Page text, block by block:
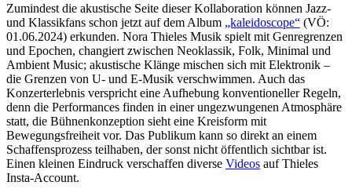
Zumindest die akustische Seite dieser Kollaboration können Jazz-
und Klassikfans schon jetzt auf dem Album „kaleidoscope“ (VÖ:
01.06.2024) erkunden. Nora Thieles Musik spielt mit Genregrenzen
und Epochen, changiert zwischen Neoklassik, Folk, Minimal und
Ambient Music; akustische Klänge mischen sich mit Elektronik –
die Grenzen von U- und E-Musik verschwimmen. Auch das
Konzerterlebnis verspricht eine Aufhebung konventioneller Regeln,
denn die Performances finden in einer ungezwungenen Atmosphäre
statt, die Bühnenkonzeption sieht eine Kreisform mit
Bewegungsfreiheit vor. Das Publikum kann so direkt an einem
Schaffensprozess teilhaben, der sonst nicht öffentlich sichtbar ist.
Einen kleinen Eindruck verschaffen diverse Videos auf Thieles
Insta-Account.